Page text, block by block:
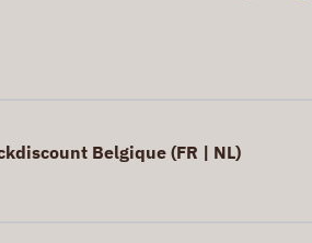
Belgique (FR | NL)